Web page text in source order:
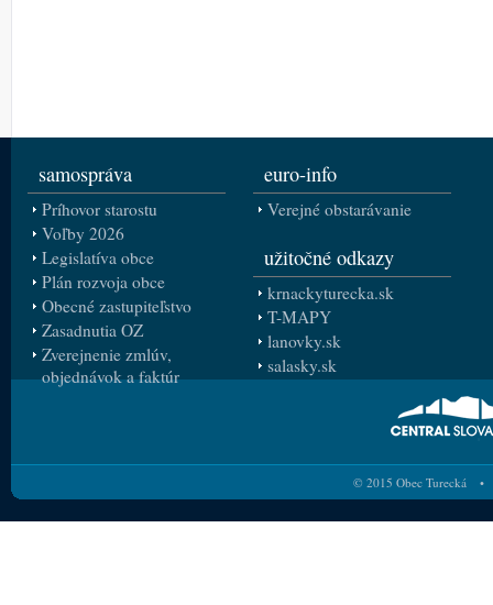
samospráva
Príhovor starostu
Voľby 2026
Legislatíva obce
Plán rozvoja obce
Obecné zastupiteľstvo
Zasadnutia OZ
Zverejnenie zmlúv,
objednávok a faktúr
euro-info
Verejné obstarávanie
užitočné odkazy
krnackyturecka.sk
T-MAPY
lanovky.sk
salasky.sk
© 2015 Obec Turecká